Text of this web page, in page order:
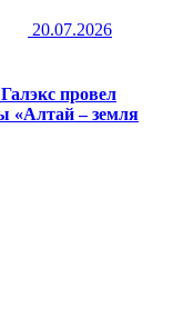
20.07.2026
провел
«Алтай – земля